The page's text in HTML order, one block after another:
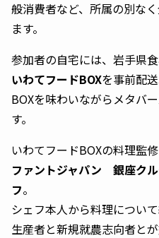
般消費者など、所属の別な
ます。
参加者の自宅には、岩手県
いわてフードBOXを事前配
BOXを味わいながらメタバ
す。
いわてフードBOXの料理監修
ファントジャパン 銀座ク
フ。
シェフ本人から料理につい
生産者と新規就農志向者と